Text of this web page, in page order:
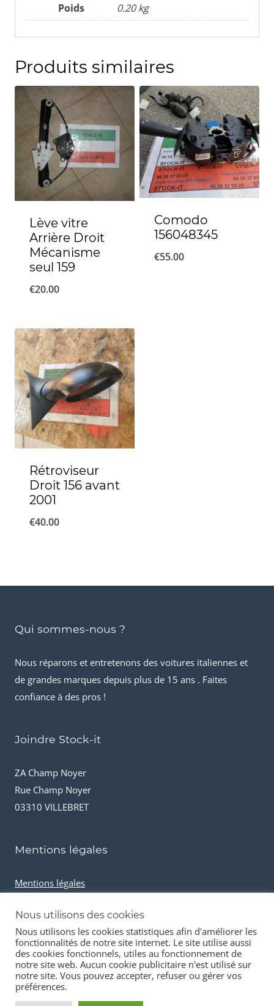
Poids 0.20 kg
Produits similaires
Lève vitre
Arrière Droit
Mécanisme
seul 159
€20.00
Comodo
156048345
€55.00
Rétroviseur
Droit 156 avant
2001
€40.00
Qui sommes-nous ?
Nous réparons et entretenons des voitures italiennes et
de grandes marques depuis plus de 15 ans . Faites
confiance à des pros !
Joindre Stock-it
ZA Champ Noyer
Rue Champ Noyer
03310 VILLEBRET
Mentions légales
Mentions légales
Cookies et données personnelles
Nous utilisons des cookies
Nous utilisons les cookies statistiques afin d'améliorer les
fonctionnalités de notre site internet. Le site utilise aussi
des cookies fonctionnels, utiles au fonctionnement de
notre site web. Aucun cookie publicitaire n'est utilisé sur
notre site. Vous pouvez accepter, refuser ou gérer vos
préférences.